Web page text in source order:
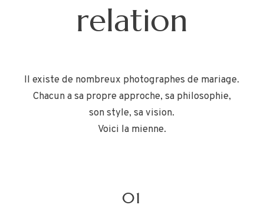
relation
Il existe de nombreux photographes de mariage.
Chacun a sa propre approche, sa philosophie,
son style, sa vision.
Voici la mienne.
01
MON APPROCHE
HISTOIRES